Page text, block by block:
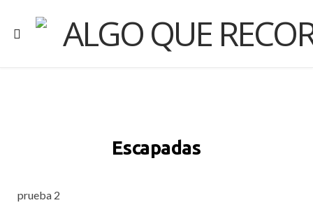
Escapadas
prueba 2